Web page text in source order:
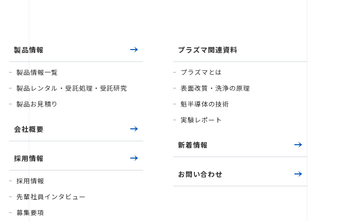
製品情報
製品情報一覧
製品レンタル・受託処理・受託研究
製品お見積り
会社概要
採用情報
採用情報
先輩社員インタビュー
募集要項
プラズマ関連資料
プラズマとは
表面改質・洗浄の原理
魁半導体の技術
実験レポート
新着情報
お問い合わせ